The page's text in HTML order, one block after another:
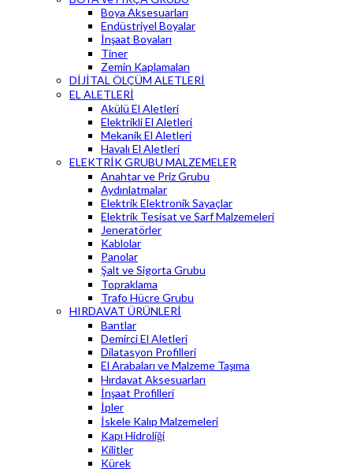
Boya Aksesuarları
Endüstriyel Boyalar
İnşaat Boyaları
Tiner
Zemin Kaplamaları
DİJİTAL ÖLÇÜM ALETLERİ
EL ALETLERİ
Akülü El Aletleri
Elektrikli El Aletleri
Mekanik El Aletleri
Havalı El Aletleri
ELEKTRİK GRUBU MALZEMELER
Anahtar ve Priz Grubu
Aydınlatmalar
Elektrik Elektronik Sayaçlar
Elektrik Tesisat ve Sarf Malzemeleri
Jeneratörler
Kablolar
Panolar
Şalt ve Sigorta Grubu
Topraklama
Trafo Hücre Grubu
HIRDAVAT ÜRÜNLERİ
Bantlar
Demirci El Aletleri
Dilatasyon Profilleri
El Arabaları ve Malzeme Taşıma
Hırdavat Aksesuarları
İnşaat Profilleri
İpler
İskele Kalıp Malzemeleri
Kapı Hidroliği
Kilitler
Kürek